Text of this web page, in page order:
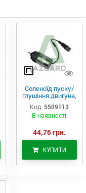
Соленоїд пуску/
глушіння двигуна,
актуатор (550-
9113)
Код: 5509113
В наявності
44,76 грн.
КУПИТИ